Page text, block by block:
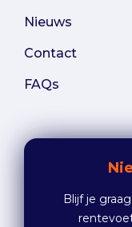
Nieuws
Contact
FAQs
Blijf je